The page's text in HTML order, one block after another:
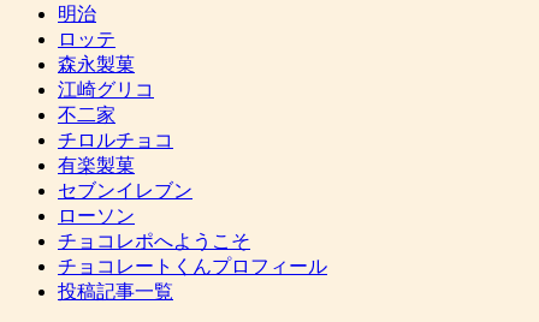
明治
ロッテ
森永製菓
江崎グリコ
不二家
チロルチョコ
有楽製菓
セブンイレブン
ローソン
チョコレポへようこそ
チョコレートくんプロフィール
投稿記事一覧